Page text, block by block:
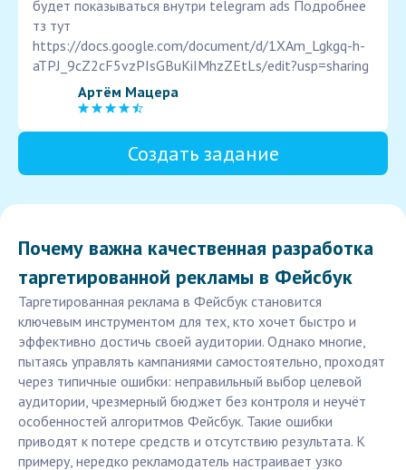
будет показываться внутри telegram ads Подробнее
тз тут
https://docs.google.com/document/d/1XAm_Lgkgq-h-
aTPJ_9cZ2cF5vzPIsGBuKiIMhzZEtLs/edit?usp=sharing
Артём Мацера
Создать задание
Почему важна качественная разработка
таргетированной рекламы в Фейсбук
Таргетированная реклама в Фейсбук становится
ключевым инструментом для тех, кто хочет быстро и
эффективно достичь своей аудитории. Однако многие,
пытаясь управлять кампаниями самостоятельно, проходят
через типичные ошибки: неправильный выбор целевой
аудитории, чрезмерный бюджет без контроля и неучёт
особенностей алгоритмов Фейсбук. Такие ошибки
приводят к потере средств и отсутствию результата. К
примеру, нередко рекламодатель настраивает узко